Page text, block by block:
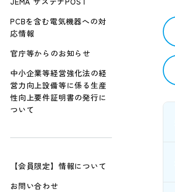
PCBを含む電気機器への対
応情報
官庁等からのお知らせ
中小企業等経営強化法の経
営力向上設備等に係る生産
性向上要件証明書の発行に
ついて
【会員限定】情報について
お問い合わせ